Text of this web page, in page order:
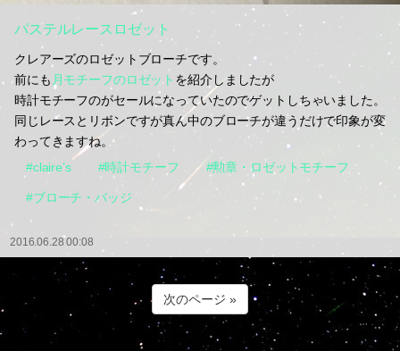
パステルレースロゼット
クレアーズのロゼットブローチです。
前にも 月モチーフのロゼット を紹介しましたが
時計モチーフのがセールになっていたのでゲットしちゃいました。
同じレースとリボンですが真ん中のブローチが違うだけで印象が変
わってきますね。
#claire’s
#時計モチーフ #勲章・ロゼットモチーフ
#ブローチ・バッジ
2016.06.28 00:08
次のページ »